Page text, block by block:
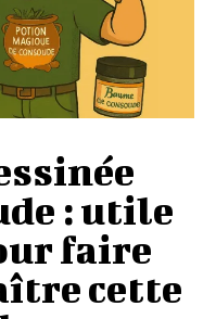
: utile
faire
cette